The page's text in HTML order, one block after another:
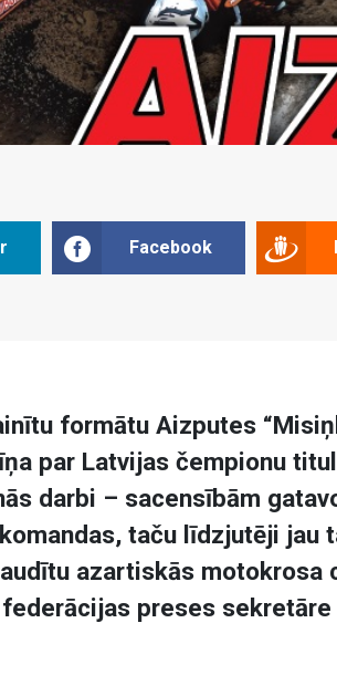
Facebook
formātu Aizputes
par Latvijas čempionu
darbi – sacensībām
taču līdzjutēji jau
azartiskās motokrosa
preses